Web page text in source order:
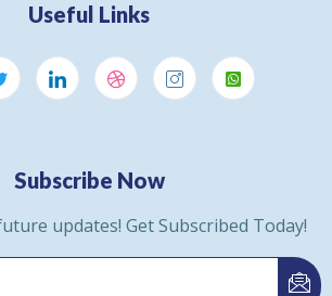
Useful Links
Subscribe Now
updates! Get Subscribed Today!